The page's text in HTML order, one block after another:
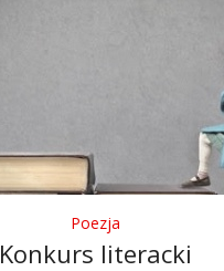
Poezja
Konkurs literacki
Ewangelia i Ty –
ks. Stefan